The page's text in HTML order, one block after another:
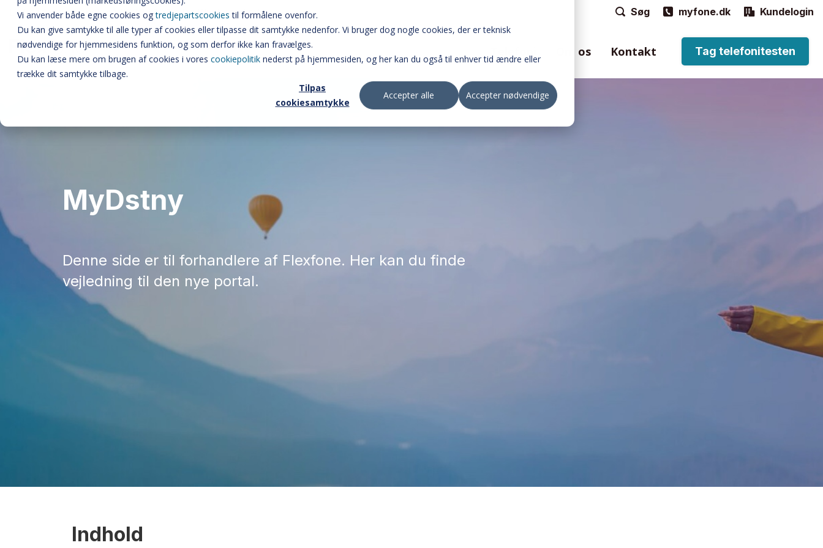
Vi anvender både egne cookies ogtredjepartscookies til formålene ovenfor.
Du kan give samtykke til alle typer af cookies eller tilpasse dit samtykke nedenfor. Vi bruger dog nogle cookies, der er teknisk
nødvendige for hjemmesidens funktion, og som derfor ikke kan fravælges.
Du kan læse mere om brugen af cookies i vores cookiepolitik nederst på hjemmesiden, og her kan du også til enhver tid ændre eller
trække dit samtykke tilbage.
Tilpas
cookiesamtykke
Accepter alle Accepter nødvendige
Lad os tage en snak på 86 51 51 51 ellerBliv kontaktet Kundelogin
myfone.dk
Søg
Online omstillingsbord til håndtering af
opkald.
online.
ALLE FUNKTIONER
Om os Kontakt Tag telefonitesten
MyDstny
Denne side er til forhandlere af Flexfone. Her kan du finde
vejledning til den nye portal.
Indhold